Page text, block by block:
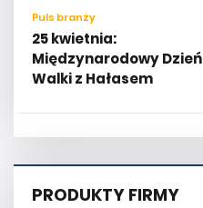
Puls branży
25 kwietnia:
Międzynarodowy Dzień
Walki z Hałasem
PRODUKTY FIRMY